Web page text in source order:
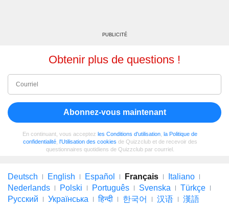
PUBLICITÉ
Obtenir plus de questions !
Abonnez-vous maintenant
En continuant, vous acceptez les Conditions d'utilisation la Politique de
confidentialité, l'Utilisation des cookies de Quizzclub et de recevoir des
questionnaires quotidiens de Quizzclub par courriel.
Deutsch English Español Français
Italiano
Nederlands
Polski Português Svenska
Türkçe
Русский
Українська हिन्दी 한국어 汉语 漢語